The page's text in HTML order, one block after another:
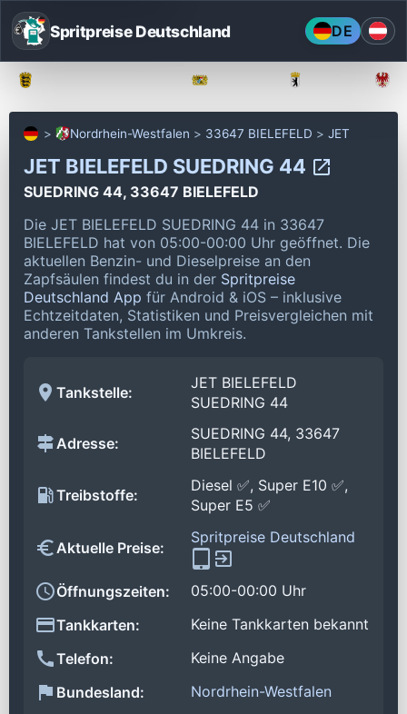
Spritpreise Deutschland DE
Nordrhein-Westfalen 33647 BIELEFELD JET
JET BIELEFELD SUEDRING 44
SUEDRING 44, 33647 BIELEFELD
Die JET BIELEFELD SUEDRING 44 in 33647
BIELEFELD hat von 05:00-00:00 Uhr geöffnet. Die
aktuellen Benzin- und Dieselpreise an den
Zapfsäulen findest du in der Spritpreise
Deutschland App für Android & iOS – inklusive
Echtzeitdaten, Statistiken und Preisvergleichen mit
anderen Tankstellen im Umkreis.
Tankstelle:
JET BIELEFELD
SUEDRING 44
Adresse:
SUEDRING 44, 33647
BIELEFELD
Treibstoffe:
Diesel ✅, Super E10 ✅,
Super E5 ✅
Aktuelle Preise:
Spritpreise Deutschland
Öffnungszeiten:
05:00-00:00 Uhr
Tankkarten:
Keine Tankkarten bekannt
Telefon:
Keine Angabe
Bundesland:
Nordrhein-Westfalen